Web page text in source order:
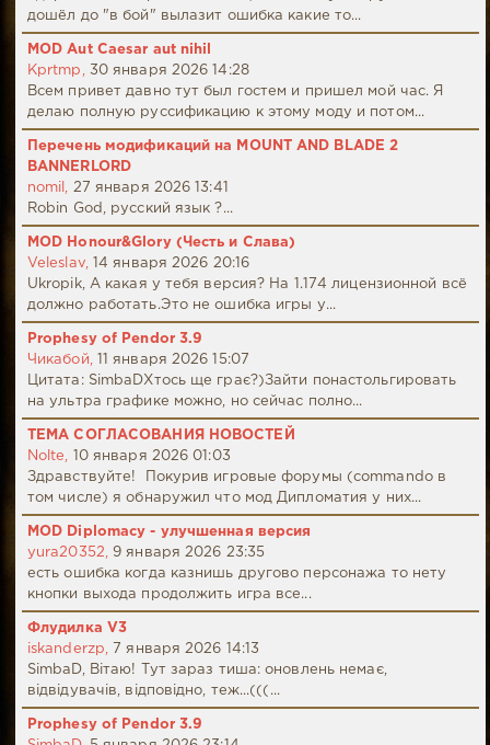
дошёл до "в бой" вылазит ошибка какие то...
MOD Aut Caesar aut nihil
Kprtmp, 30 января 2026 14:28
Всем привет давно тут был гостем и пришел мой час. Я
делаю полную руссификацию к этому моду и потом...
Перечень модификаций на MOUNT AND BLADE 2
BANNERLORD
nomil, 27 января 2026 13:41
Robin God, русский язык ?...
MOD Honour&Glory (Честь и Слава)
Veleslav,
14 января 2026 20:16
Ukropik, А какая у тебя версия? На 1.174 лицензионной всё
должно работать.Это не ошибка игры у...
Prophesy of Pendor 3.9
Чикабой,
11 января 2026 15:07
Цитата: SimbaDХтось ще грає?)Зайти понастольгировать
на ультра графике можно, но сейчас полно...
ТЕМА СОГЛАСОВАНИЯ НОВОСТЕЙ
Nolte,
10 января 2026 01:03
Здравствуйте! Покурив игровые форумы (commando в
том числе) я обнаружил что мод Дипломатия у них...
MOD Diplomacy - улучшенная версия
yura20352, 9 января 2026 23:35
есть ошибка когда казнишь другово персонажа то нету
кнопки выхода продолжить игра все...
Флудилка V3
iskanderzp, 7 января 2026 14:13
SimbaD, Вітаю! Тут зараз тиша: оновлень немає,
відвідувачів, відповідно, теж...(((...
Prophesy of Pendor 3.9